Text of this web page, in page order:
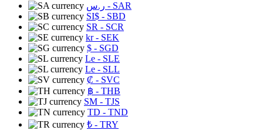
ر.س - SAR
SI$ - SBD
SR - SCR
kr- SEK
$ - SGD
Le - SLE
Le - SLL
₡ - SVC
฿ - THB
ЅМ - TJS
TD - TND
₺ - TRY